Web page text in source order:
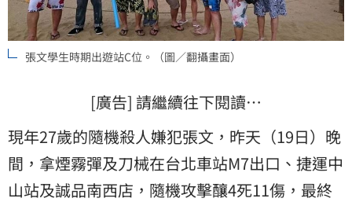
張文學生時期出遊站C位。（圖／翻攝畫面）
[廣告] 請繼續往下閱讀…
現年27歲的隨機殺人嫌犯張文，昨天（19日）晚
間，拿煙霧彈及刀械在台北車站M7出口、捷運中
山站及誠品南西店，隨機攻擊釀4死11傷，最終